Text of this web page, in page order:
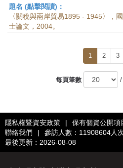
題名 (點擊閱讀)：
〈關稅與兩岸貿易1895 - 1945〉，
士論文，2004。
1 2 3
每頁筆數
/
隱私權暨資安政策 | 保有個資公開項
聯絡我們
| 參訪人數：11908604人
最後更新：2026-08-08